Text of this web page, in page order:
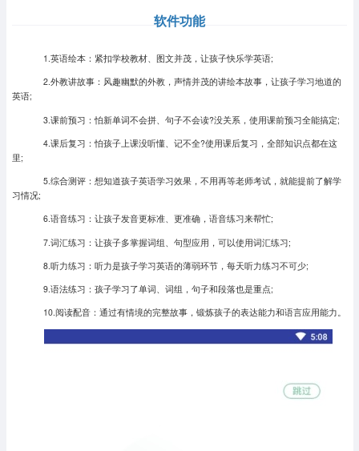
软件功能
1.英语绘本：紧扣学校教材、图文并茂，让孩子快乐学英语;
2.外教讲故事：风趣幽默的外教，声情并茂的讲绘本故事，让孩子学习地道的
英语;
3.课前预习：怕新单词不会拼、句子不会读?没关系，使用课前预习全能搞定;
4.课后复习：怕孩子上课没听懂、记不全?使用课后复习，全部知识点都在这
里;
5.综合测评：想知道孩子英语学习效果，不用再等老师考试，就能提前了解学
习情况;
6.语音练习：让孩子发音更标准、更准确，语音练习来帮忙;
7.词汇练习：让孩子多掌握词组、句型应用，可以使用词汇练习;
8.听力练习：听力是孩子学习英语的薄弱环节，每天听力练习不可少;
9.语法练习：孩子学习了单词、词组，句子和段落也是重点;
10.阅读配音：通过有情境的完整故事，锻炼孩子的表达能力和语言应用能力。